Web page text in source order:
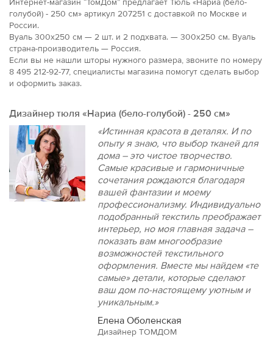
голубой) - 250 см» артикул 207251 с доставкой по Москве и
России.
Вуаль 300х250 см — 2 шт. и 2 подхвата. — 300x250 см. Вуаль
страна-производитель — Россия.
Если вы не нашли шторы нужного размера, звоните по номеру
8 495 212-92-77, специалисты магазина помогут сделать выбор
и оформить заказ.
Дизайнер тюля «Нариа (бело-голубой) - 250 см»
«Истинная красота в деталях. И по
опыту я знаю, что выбор тканей для
дома – это чистое творчество.
Самые красивые и гармоничные
сочетания рождаются благодаря
вашей фантазии и моему
профессионализму. Индивидуально
подобранный текстиль преображает
интерьер, но моя главная задача –
показать вам многообразие
возможностей текстильного
оформления. Вместе мы найдем «те
самые» детали, которые сделают
ваш дом по-настоящему уютным и
уникальным.»
Елена Оболенская
Дизайнер ТОМДОМ